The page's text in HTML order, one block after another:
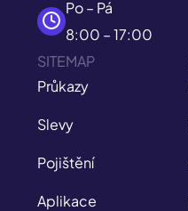
Po – Pá
8:00 – 17:00
SITEMAP
Průkazy
Slevy
Pojištění
Aplikace